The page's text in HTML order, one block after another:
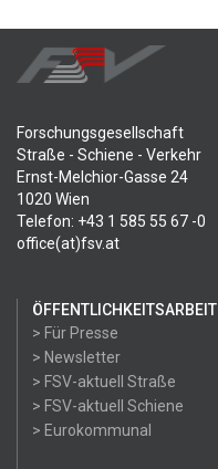
Forschungsgesellschaft
Straße - Schiene - Verkehr
Ernst-Melchior-Gasse 24
1020 Wien
Telefon: +43 1 585 55 67 -0
office(at)fsv.at
ÖFFENTLICHKEITSARBEIT
> Für Presse
> Newsletter
> FSV-aktuell Straße
> FSV-aktuell Schiene
> Eurokommunal